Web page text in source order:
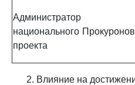
Администратор
национального
проекта
2. Влияние на